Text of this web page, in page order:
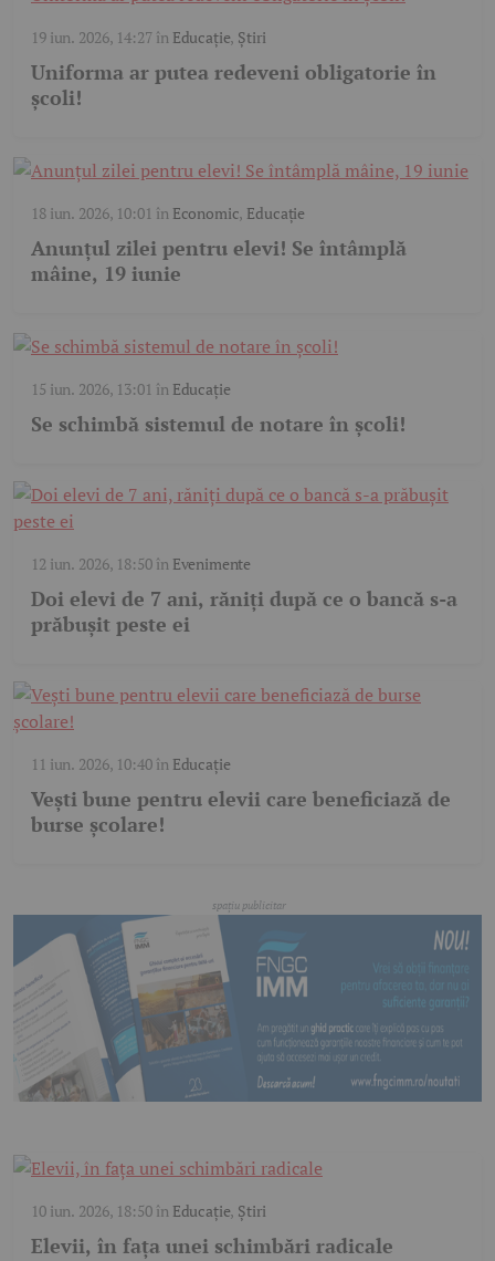
19 iun. 2026, 14:27în Educație, Știri
Uniforma ar putea redeveni obligatorie în
școli!
18 iun. 2026, 10:01 în Economic, Educație
Anunțul zilei pentru elevi! Se întâmplă
mâine, 19 iunie
15 iun. 2026, 13:01 în Educație
Se schimbă sistemul de notare în școli!
12 iun. 2026, 18:50în Evenimente
Doi elevi de 7 ani, răniți după ce o bancă s-a
prăbușit peste ei
11 iun. 2026, 10:40în Educație
Vești bune pentru elevii care beneficiază de
burse școlare!
10 iun. 2026, 18:50în Educație, Știri
Elevii, în fața unei schimbări radicale